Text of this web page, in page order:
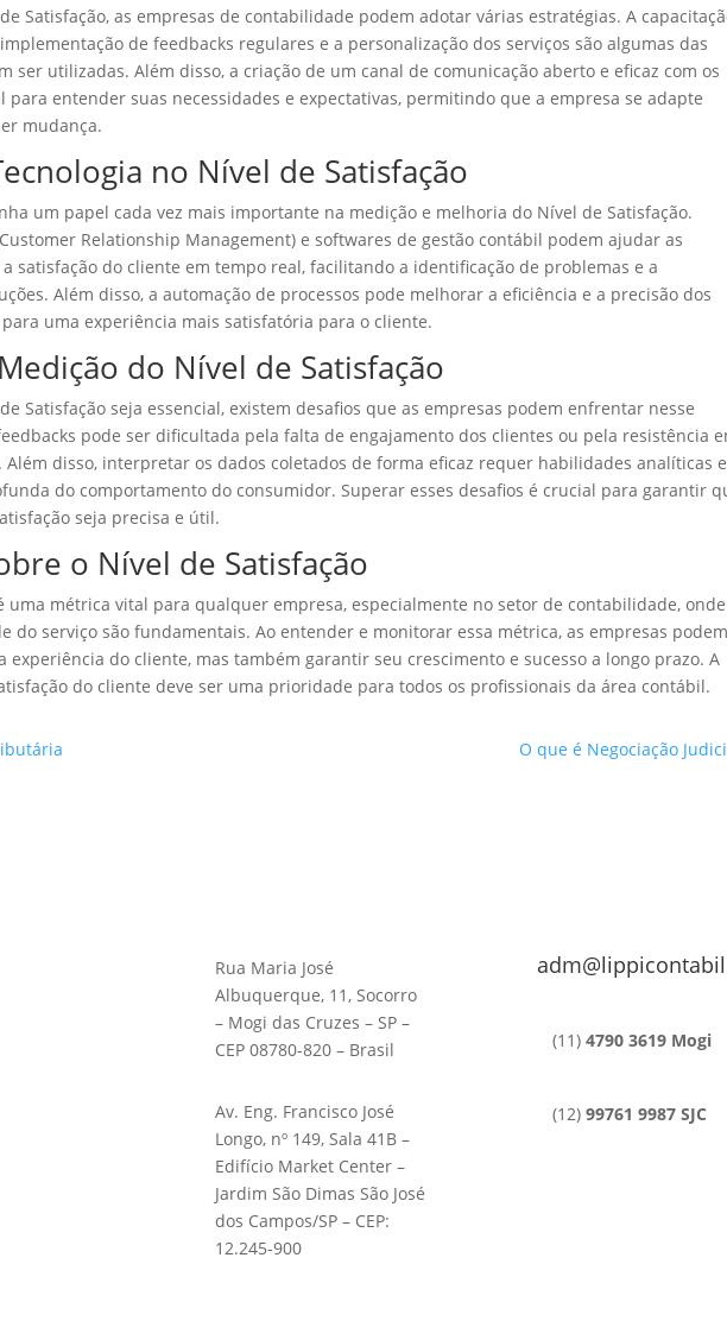
Satisfação, as empresas de contabilidade podem adotar várias estratégias. A
de feedbacks regulares e a personalização dos serviços são algumas das
ser utilizadas. Além disso, a criação de um canal de comunicação aberto e eficaz com os
entender suas necessidades e expectativas, permitindo que a empresa se adapte
mudança.
no Nível de Satisfação
um papel cada vez mais importante na medição e melhoria do Nível de Satisfação.
Relationship Management) e softwares de gestão contábil podem ajudar as
satisfação do cliente em tempo real, facilitando a identificação de problemas e a
Além disso, a automação de processos pode melhorar a eficiência e a precisão dos
uma experiência mais satisfatória para o cliente.
do Nível de Satisfação
Satisfação seja essencial, existem desafios que as empresas podem enfrentar nesse
pode ser dificultada pela falta de engajamento dos clientes ou pela resistência
disso, interpretar os dados coletados de forma eficaz requer habilidades analíticas e
do comportamento do consumidor. Superar esses desafios é crucial para garantir
seja precisa e útil.
o Nível de Satisfação
uma métrica vital para qualquer empresa, especialmente no setor de contabilidade,
do serviço são fundamentais. Ao entender e monitorar essa métrica, as empresas podem
experiência do cliente, mas também garantir seu crescimento e sucesso a longo prazo. A
do cliente deve ser uma prioridade para todos os profissionais da área contábil.
O que é Negociação
Rua Maria José
Albuquerque, 11, Socorro
– Mogi das Cruzes – SP –
CEP 08780-820 – Brasil
Av. Eng. Francisco José
Longo, nº 149, Sala 41B –
Edifício Market Center –
Jardim São Dimas São José
dos Campos/SP – CEP:
12.245-900
(11) 4790 3619 Mogi
(12) 99761 9987 SJC